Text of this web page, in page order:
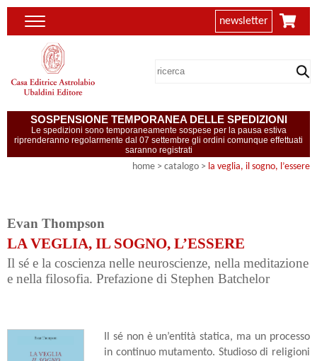
newsletter
SOSPENSIONE TEMPORANEA DELLE SPEDIZIONI
Le spedizioni sono temporaneamente sospese per la pausa estiva
riprenderanno regolarmente dal 07 settembre gli ordini comunque effettuati
saranno registrati
home > catalogo > la veglia, il sogno, l’essere
Evan Thompson
LA VEGLIA, IL SOGNO, L’ESSERE
Il sé e la coscienza nelle neuroscienze, nella meditazione
e nella filosofia. Prefazione di Stephen Batchelor
Il sé non è un’entità statica, ma un processo
in continuo mutamento. Studioso di religioni